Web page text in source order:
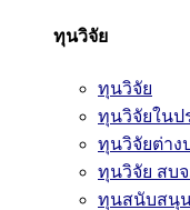
ทุนวิจัย
ทุนวิจัย
ทุนวิจัยในป
ทุนวิจัยต่าง
ทุนวิจัย สบจ
ทุนสนับสนุ